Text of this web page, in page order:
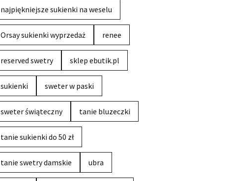
najpiękniejsze sukienki na weselu
Orsay sukienki wyprzedaż renee
reserved swetry sklep ebutik.pl
sukienki sweter w paski
sweter świąteczny tanie bluzeczki
tanie sukienki do 50 zł
tanie swetry damskie ubra